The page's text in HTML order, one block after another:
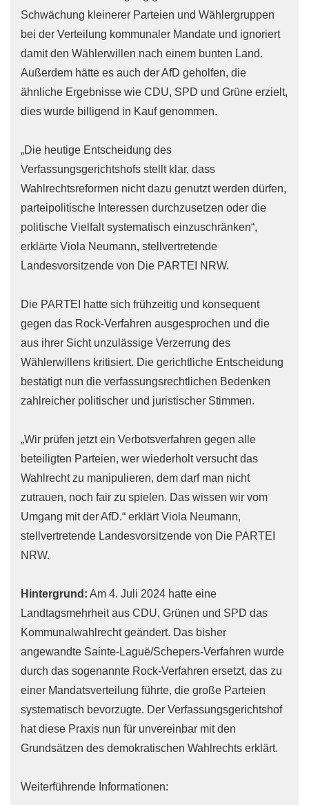
Schwächung kleinerer Parteien und Wählergruppen
bei der Verteilung kommunaler Mandate und ignoriert
damit den Wählerwillen nach einem bunten Land.
Außerdem hätte es auch der AfD geholfen, die
ähnliche Ergebnisse wie CDU, SPD und Grüne erzielt,
dies wurde billigend in Kauf genommen.
„Die heutige Entscheidung des
Verfassungsgerichtshofs stellt klar, dass
Wahlrechtsreformen nicht dazu genutzt werden dürfen,
parteipolitische Interessen durchzusetzen oder die
politische Vielfalt systematisch einzuschränken“,
erklärte Viola Neumann, stellvertretende
Landesvorsitzende von Die PARTEI NRW.
Die PARTEI hatte sich frühzeitig und konsequent
gegen das Rock-Verfahren ausgesprochen und die
aus ihrer Sicht unzulässige Verzerrung des
Wählerwillens kritisiert. Die gerichtliche Entscheidung
bestätigt nun die verfassungsrechtlichen Bedenken
zahlreicher politischer und juristischer Stimmen.
„Wir prüfen jetzt ein Verbotsverfahren gegen alle
beteiligten Parteien, wer wiederholt versucht das
Wahlrecht zu manipulieren, dem darf man nicht
zutrauen, noch fair zu spielen. Das wissen wir vom
Umgang mit der AfD.“ erklärt Viola Neumann,
stellvertretende Landesvorsitzende von Die PARTEI
NRW.
Hintergrund: Am 4. Juli 2024 hatte eine
Landtagsmehrheit aus CDU, Grünen und SPD das
Kommunalwahlrecht geändert. Das bisher
angewandte Sainte-Laguë/Schepers-Verfahren wurde
durch das sogenannte Rock-Verfahren ersetzt, das zu
einer Mandatsverteilung führte, die große Parteien
systematisch bevorzugte. Der Verfassungsgerichtshof
hat diese Praxis nun für unvereinbar mit den
Grundsätzen des demokratischen Wahlrechts erklärt.
Weiterführende Informationen: